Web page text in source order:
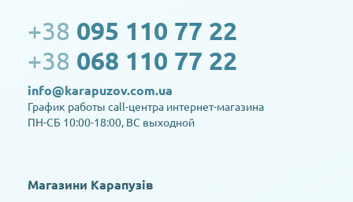
+38 095 110 77 22
+38 068 110 77 22
info@karapuzov.com.ua
График работы call-центра интернет-магазина
ПН-СБ 10:00-18:00, ВС выходной
Магазини Карапузів